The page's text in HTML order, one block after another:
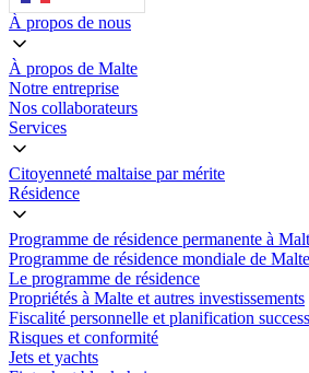
À propos de nous
À propos de Malte
Notre entreprise
Nos collaborateurs
Services
Citoyenneté maltaise par mérite
Résidence
Programme de résidence permanente à
Programme de résidence mondiale de Malte
Le programme de résidence
Propriétés à Malte et autres investissements
Fiscalité personnelle et planification
Risques et conformité
Jets et yachts